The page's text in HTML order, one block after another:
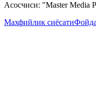
Асосчиси: "Master Media
Махфийлик сиёсати